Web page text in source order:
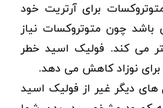
برای آرتریت خود
چون متوتروکسات نیاز
می کند. فولیک اسید خطر
نوزاد کاهش می دهد.
های دیگر غیر از فولیک اسید